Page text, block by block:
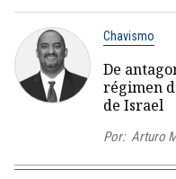
Chavismo
De
régimen
de Israel
Por: Arturo